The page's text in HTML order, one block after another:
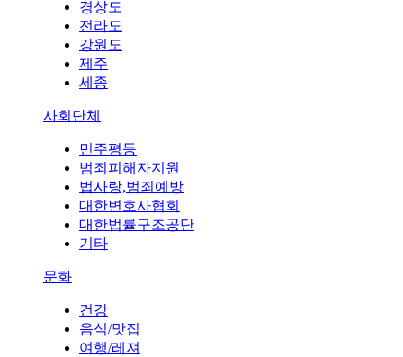
경상도
전라도
강원도
제주
세종
사회단체
민주평등
범죄피해자지원
법사랑,범죄예방
대한변호사협회
대한법률구조공단
기타
문화
건강
음식/맛집
여행/레져